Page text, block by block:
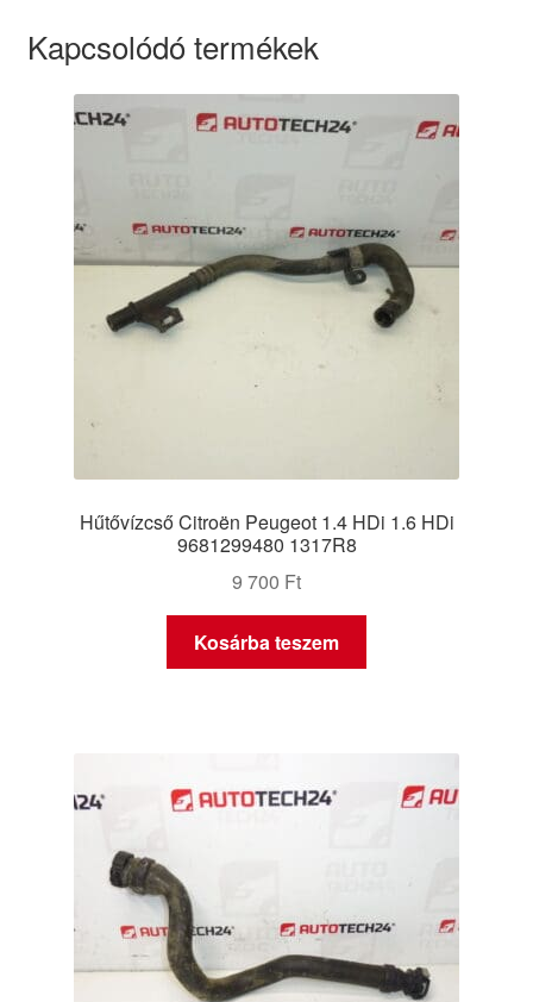
Kapcsolódó termékek
Hűtővízcső Citroën Peugeot 1.4 HDi 1.6 HDi
9681299480 1317R8
9 700 Ft
Kosárba teszem